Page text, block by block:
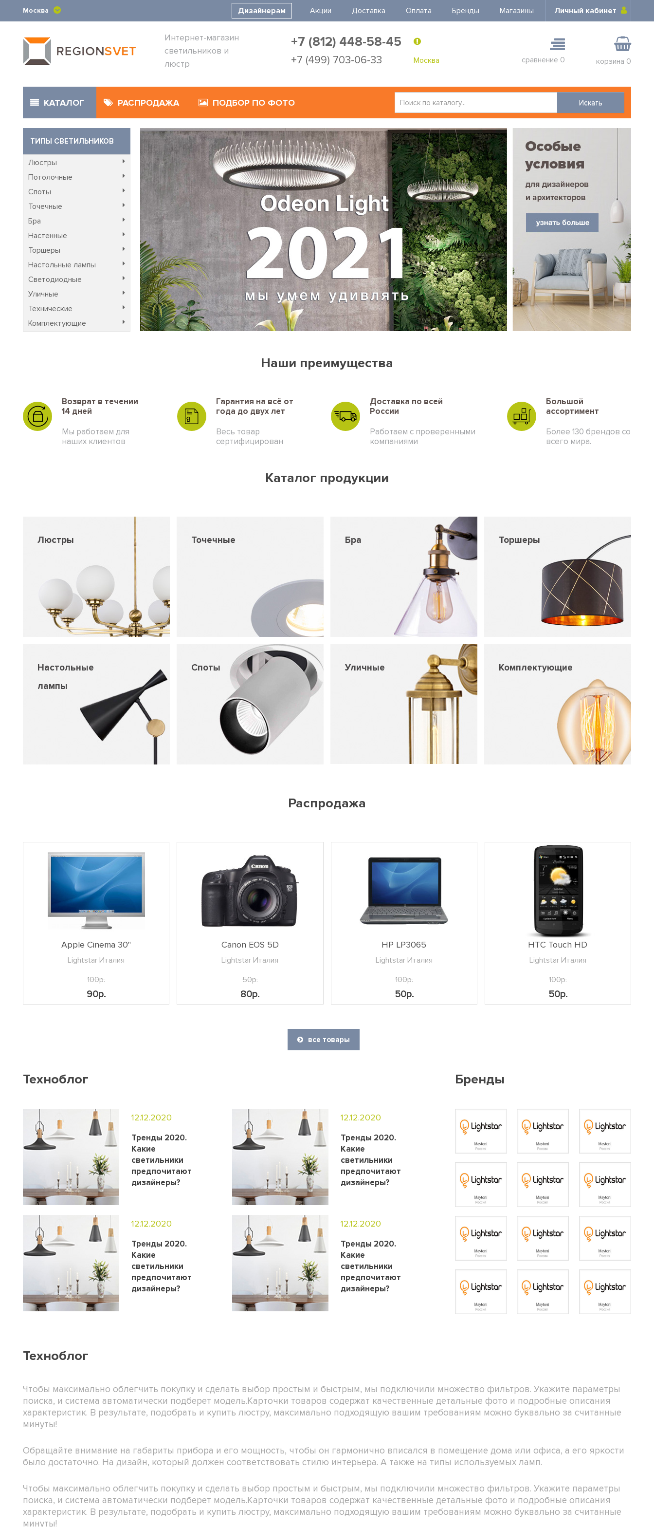
Москва Дизайнерам Акции Доставка Оплата Бренды Магазины Личный кабинет
Интернет-магазин
светильников и
люстр
+7 (812) 448-58-45
+7 (499) 703-06-33 Москва сравнение 0 корзина 0
КАТАЛОГ РАСПРОДАЖА ПОДБОР ПО ФОТО Искать
ТИПЫ СВЕТИЛЬНИКОВ
Люстры
Потолочные
Споты
Точечные
Бра
Настенные
Торшеры
Настольные лампы
Светодиодные
Уличные
Технические
Комплектующие
Наши преимущества
Возврат в течении
14 дней
Мы работаем для
наших клиентов
Гарантия на всё от
года до двух лет
Весь товар
сертифицирован
Доставка по всей
России
Работаем с проверенными
компаниями
Большой
ассортимент
Более 130 брендов со
всего мира.
Каталог продукции
Люстры Точечные Бра Торшеры
Настольные
лампы
Споты Уличные Комплектующие
Распродажа
Apple Cinema 30"
Lightstar Италия
100р.
90р.
Canon EOS 5D
Lightstar Италия
50р.
80р.
HP LP3065
Lightstar Италия
100р.
50р.
HTC Touch HD
Lightstar Италия
100р.
50р.
все товары
Техноблог
12.12.2020
Тренды 2020.
Какие
светильники
предпочитают
дизайнеры?
12.12.2020
Тренды 2020.
Какие
светильники
предпочитают
дизайнеры?
12.12.2020
Тренды 2020.
Какие
светильники
предпочитают
дизайнеры?
12.12.2020
Тренды 2020.
Какие
светильники
предпочитают
дизайнеры?
Бренды
Техноблог
Чтобы максимально облегчить покупку и сделать выбор простым и быстрым, мы подключили множество фильтров. Укажите параметры
поиска, и система автоматически подберет модель.Карточки товаров содержат качественные детальные фото и подробные описания
характеристик. В результате, подобрать и купить люстру, максимально подходящую вашим требованиям можно буквально за считанные
минуты!
Обращайте внимание на габариты прибора и его мощность, чтобы он гармонично вписался в помещение дома или офиса, а его яркости
было достаточно. На дизайн, который должен соответствовать стилю интерьера. А также на типы используемых ламп.
Чтобы максимально облегчить покупку и сделать выбор простым и быстрым, мы подключили множество фильтров. Укажите параметры
поиска, и система автоматически подберет модель.Карточки товаров содержат качественные детальные фото и подробные описания
характеристик. В результате, подобрать и купить люстру, максимально подходящую вашим требованиям можно буквально за считанные
минуты!